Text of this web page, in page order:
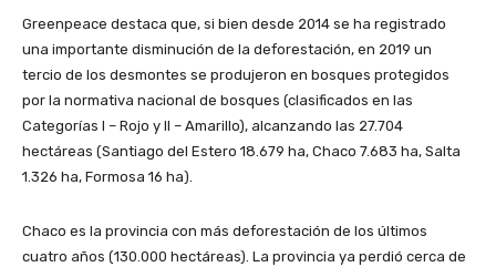
Greenpeace destaca que, si bien desde 2014 se ha registrado
una importante disminución de la deforestación, en 2019 un
tercio de los desmontes se produjeron en bosques protegidos
por la normativa nacional de bosques (clasificados en las
Categorías I – Rojo y II – Amarillo), alcanzando las 27.704
hectáreas (Santiago del Estero 18.679 ha, Chaco 7.683 ha, Salta
1.326 ha, Formosa 16 ha).
Chaco es la provincia con más deforestación de los últimos
cuatro años (130.000 hectáreas). La provincia ya perdió cerca de